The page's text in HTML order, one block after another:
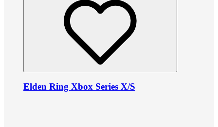
Elden Ring Xbox Series X/S